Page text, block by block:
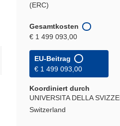
(ERC)
Gesamtkosten
€ 1 499 093,00
EU-Beitrag
€ 1 499 093,00
Koordiniert durch
UNIVERSITA DELLA
Switzerland